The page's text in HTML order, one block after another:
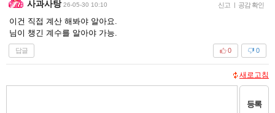
사과사탕 26-05-30 10:10 신고 | 공감 확인
이건 직접 계산 해봐야 알아요.
님이 챙긴 계수를 알아야 가능.
답글 0
0
새로고침
등록